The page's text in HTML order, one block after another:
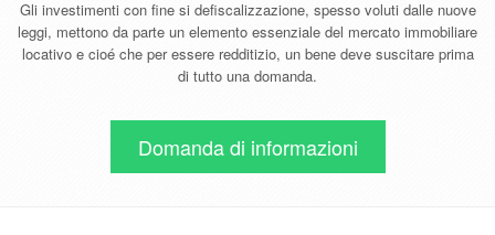
Gli investimenti con fine si defiscalizzazione, spesso voluti dalle nuove
leggi, mettono da parte un elemento essenziale del mercato immobiliare
locativo e cioé che per essere redditizio, un bene deve suscitare prima
di tutto una domanda.
Domanda di informazioni